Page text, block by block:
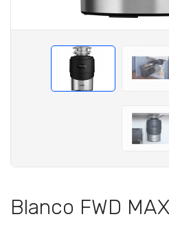
Blanco FWD MAX